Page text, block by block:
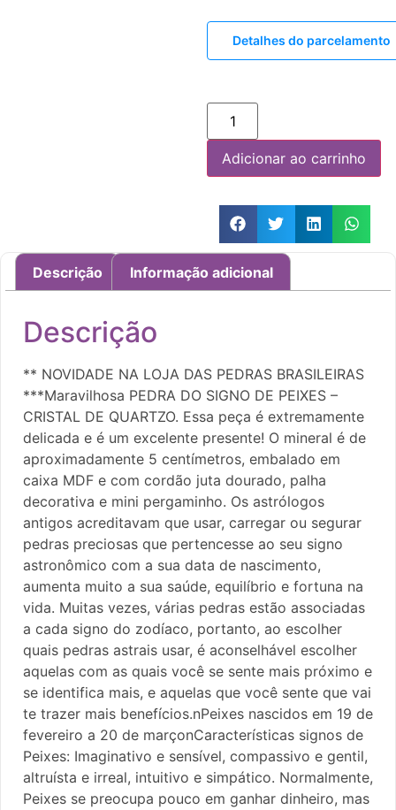
Detalhes do parcelamento
Adicionar ao carrinho
Descrição Informação adicional
Descrição
** NOVIDADE NA LOJA DAS PEDRAS BRASILEIRAS
***Maravilhosa PEDRA DO SIGNO DE PEIXES –
CRISTAL DE QUARTZO. Essa peça é extremamente
delicada e é um excelente presente! O mineral é de
aproximadamente 5 centímetros, embalado em
caixa MDF e com cordão juta dourado, palha
decorativa e mini pergaminho. Os astrólogos
antigos acreditavam que usar, carregar ou segurar
pedras preciosas que pertencesse ao seu signo
astronômico com a sua data de nascimento,
aumenta muito a sua saúde, equilíbrio e fortuna na
vida. Muitas vezes, várias pedras estão associadas
a cada signo do zodíaco, portanto, ao escolher
quais pedras astrais usar, é aconselhável escolher
aquelas com as quais você se sente mais próximo e
se identifica mais, e aquelas que você sente que vai
te trazer mais benefícios.nPeixes nascidos em 19 de
fevereiro a 20 de marçonCaracterísticas signos de
Peixes: Imaginativo e sensível, compassivo e gentil,
altruísta e irreal, intuitivo e simpático. Normalmente,
Peixes se preocupa pouco em ganhar dinheiro, mas